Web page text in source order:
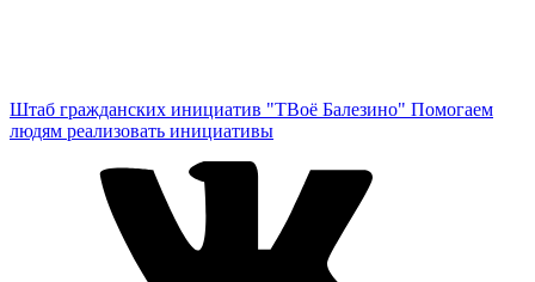
Штаб гражданских инициатив "ТВоё Балезино" Помогаем
людям реализовать инициативы